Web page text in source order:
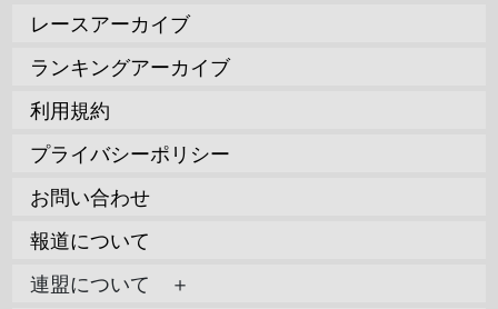
レースアーカイブ
ランキングアーカイブ
利用規約
プライバシーポリシー
お問い合わせ
報道について
連盟について ＋